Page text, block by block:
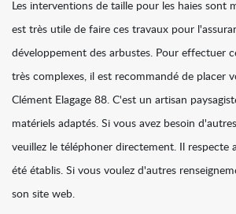
Les interventions de taille pour les haies sont
est très utile de faire ces travaux pour
développement des arbustes. Pour effectuer
très complexes, il est recommandé de placer
Clément Elagage 88. C'est un artisan
matériels adaptés. Si vous avez besoin
veuillez le téléphoner directement. Il respecte
été établis. Si vous voulez d'autres
son site web.